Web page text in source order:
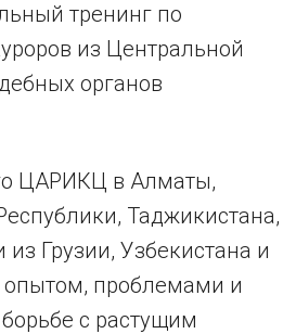
тренинг по
из Центральной
органов
ЦАРИКЦ в Алматы,
Таджикистана,
Грузии, Узбекистана и
опытом, проблемами и
с растущим